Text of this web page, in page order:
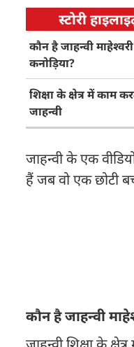
स्टोरी
कौन है जाहन्वी माहेश्वरी
कनोड़िया?
शिक्षा के क्षेत्र में काम
जाहन्वी
जाहन्वी के एक
हैं जब वो एक छोटी
कौन है जाहन्वी